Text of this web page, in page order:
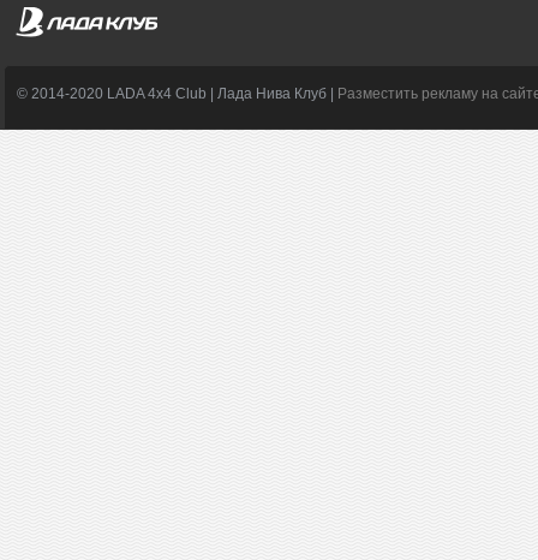
© 2014-2020 LADA 4x4 Club | Лада Нива Клуб | Разместить рекламу на